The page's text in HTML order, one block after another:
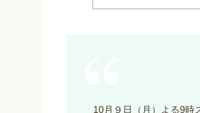
10月９日（月）よる9時